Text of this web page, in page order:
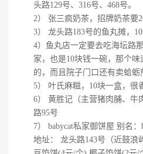
头路129号、316号、468号。
2） 张三疯奶茶，招牌奶茶要
3） 龙头路183号的鱼丸摊，
4）鱼丸店一定要去吃海坛路
家，也是10块钱一碗，那个
的，而且院子门口还有卖蛤蛎
5） 叶氏麻糍，10块一盒，很
6） 黄胜记（主营猪肉脯、牛
路95号
7） babycat私家御饼屋 别名：
地址： 龙头路143号（近鼓浪